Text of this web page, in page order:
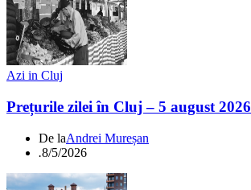
Azi in Cluj
Prețurile zilei în Cluj – 5 august 2026
De laAndrei Mureșan
.8/5/2026